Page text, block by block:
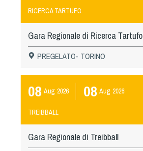
RICERCA TARTUFO
Gara Regionale di Ricerca Tartufo
PREGELATO- TORINO
08 Aug 2026 08 Aug 2026
TREIBBALL
Gara Regionale di Treibball